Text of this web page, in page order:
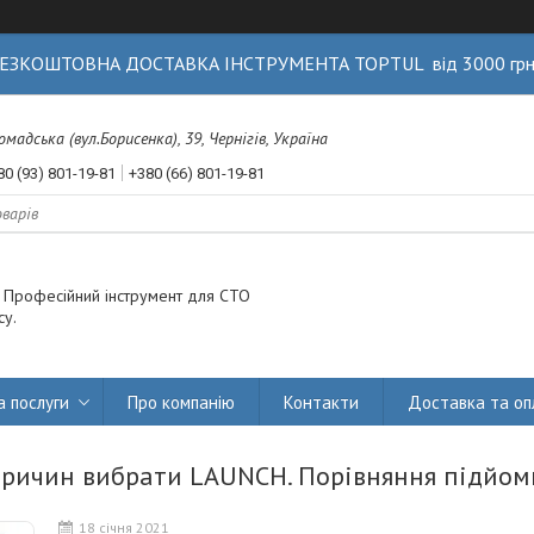
ДОСТАВКА ІНСТРУМЕНТА TOPTUL від 3000
(вул.Борисенка), 39, Чернігів, Україна
(93) 801-19-81 +380 (66) 801-19-81
Професійний інструмент для СТО
послуги Про компанію Контакти Доставка та
вибpaти LAUNCH. Пopівняння
18 січня 2021